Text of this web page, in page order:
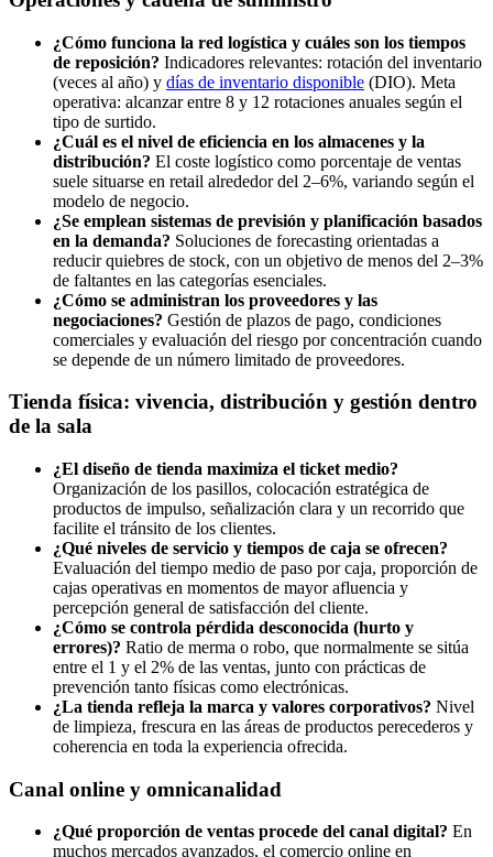
¿Cómo funciona la red logística y cuáles son los tiempos
de reposición? Indicadores relevantes: rotación del inventario
(veces al año) y días de inventario disponible (DIO). Meta
operativa: alcanzar entre 8 y 12 rotaciones anuales según el
tipo de surtido.
¿Cuál es el nivel de eficiencia en los almacenes y la
distribución? El coste logístico como porcentaje de ventas
suele situarse en retail alrededor del 2–6%, variando según el
modelo de negocio.
¿Se emplean sistemas de previsión y planificación basados
en la demanda? Soluciones de forecasting orientadas a
reducir quiebres de stock, con un objetivo de menos del 2–3%
de faltantes en las categorías esenciales.
¿Cómo se administran los proveedores y las
negociaciones? Gestión de plazos de pago, condiciones
comerciales y evaluación del riesgo por concentración cuando
se depende de un número limitado de proveedores.
Tienda física: vivencia, distribución y gestión dentro
de la sala
¿El diseño de tienda maximiza el ticket medio?
Organización de los pasillos, colocación estratégica de
productos de impulso, señalización clara y un recorrido que
facilite el tránsito de los clientes.
¿Qué niveles de servicio y tiempos de caja se ofrecen?
Evaluación del tiempo medio de paso por caja, proporción de
cajas operativas en momentos de mayor afluencia y
percepción general de satisfacción del cliente.
¿Cómo se controla pérdida desconocida (hurto y
errores)? Ratio de merma o robo, que normalmente se sitúa
entre el 1 y el 2% de las ventas, junto con prácticas de
prevención tanto físicas como electrónicas.
¿La tienda refleja la marca y valores corporativos? Nivel
de limpieza, frescura en las áreas de productos perecederos y
coherencia en toda la experiencia ofrecida.
Canal online y omnicanalidad
¿Qué proporción de ventas procede del canal digital? En
muchos mercados avanzados, el comercio online en